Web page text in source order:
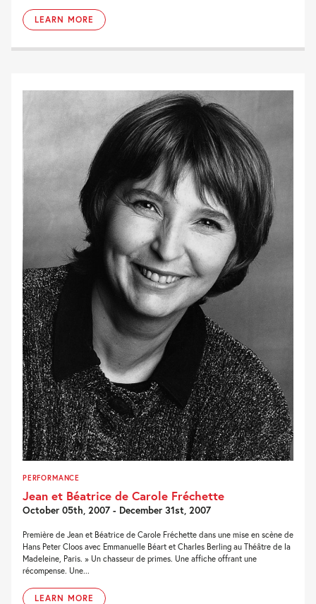
LEARN MORE
PERFORMANCE
Jean et Béatrice de Carole Fréchette
October 05th, 2007 - December 31st, 2007
Première de Jean et Béatrice de Carole Fréchette dans une mise en scène de
Hans Peter Cloos avec Emmanuelle Béart et Charles Berling au Théâtre de la
Madeleine, Paris. » Un chasseur de primes. Une affiche offrant une
récompense. Une...
LEARN MORE